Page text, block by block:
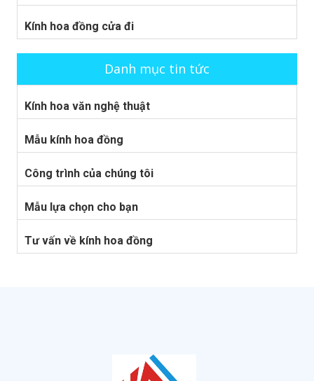
Kính hoa đồng cửa đi
Danh mục tin tức
Kính hoa văn nghệ thuật
Mẫu kính hoa đồng
Công trình của chúng tôi
Mẫu lựa chọn cho bạn
Tư vấn về kính hoa đồng